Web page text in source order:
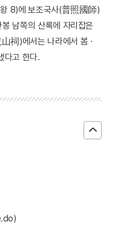
8)에 보조국사(普照國師)
남쪽의 산록에 자리잡은
祠)에서는 나라에서 봄 ·
다고 한다.